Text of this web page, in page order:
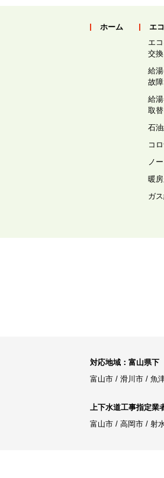
ホーム
エ
エ
交
給
故
給
取
石
コ
ノ
暖
ガ
対応地域：富山県下
富山市 / 滑川市 / 魚
上下水道工事指定業
富山市 / 高岡市 / 射